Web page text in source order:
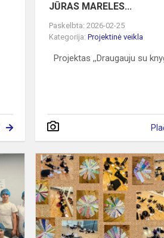
JŪRAS MARELES...
Paskelbta: 2026-02-25
Kategorija:Projektinė veikla
Projektas ,,Draugauju su
Penktokų
kūrybinės
dirbtuvės:
kvepiantis
pasiruošimas
švent...